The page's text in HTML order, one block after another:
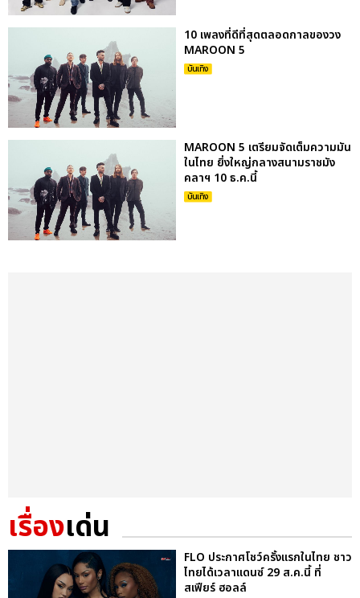
10 เพลงที่ดีที่สุดตลอดกาลของวง
MAROON 5
บันเทิง
MAROON 5 เตรียมจัดเต็มความมัน
ในไทย ยิ่งใหญ่กลางสนามราชมัง
คลาฯ 10 ธ.ค.นี้
บันเทิง
เรื่องเด่น
FLO ประกาศโชว์ครั้งแรกในไทย ชาว
ไทยได้เวลาแดนซ์ 29 ส.ค.นี้ ที่
สเฟียร์ ฮอลล์